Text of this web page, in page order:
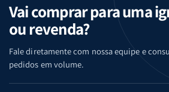
Vai comprar para uma
ou revenda?
Fale diretamente com nossa equipe e
pedidos em volume.